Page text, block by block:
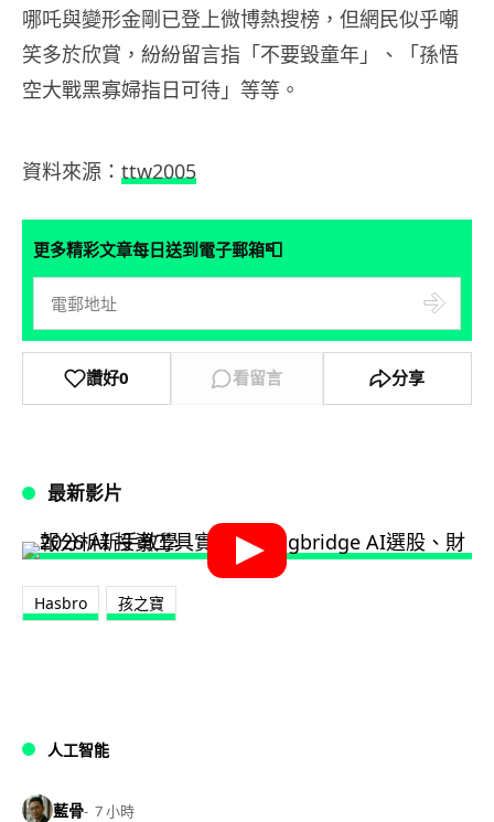
哪吒與變形金剛已登上微博熱搜榜，但網民似乎嘲
笑多於欣賞，紛紛留言指「不要毀童年」、「孫悟
空大戰黑寡婦指日可待」等等。
資料來源： ttw2005
更多精彩文章每日送到電子郵箱📮
讚好0 看留言 分享
最新影片
Hasbro 孩之寶
人工智能
藍骨 7 小時